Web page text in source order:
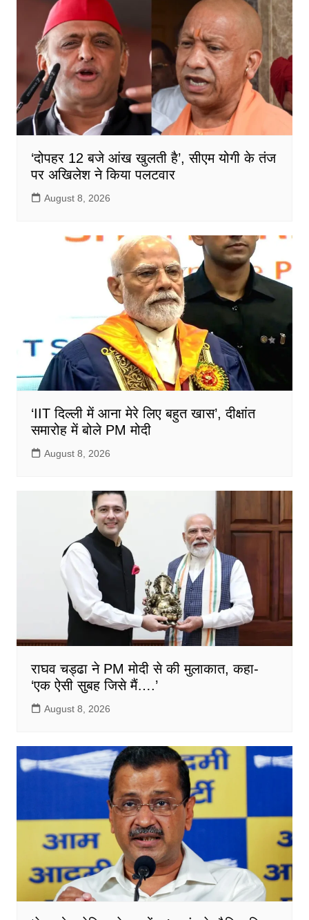
‘दोपहर 12 बजे आंख खुलती है’, सीएम योगी के तंज
पर अखिलेश ने किया पलटवार
August 8, 2026
‘IIT दिल्ली में आना मेरे लिए बहुत खास’, दीक्षांत
समारोह में बोले PM मोदी
August 8, 2026
राघव चड्ढा ने PM मोदी से की मुलाकात, कहा-
‘एक ऐसी सुबह जिसे मैं….’
August 8, 2026